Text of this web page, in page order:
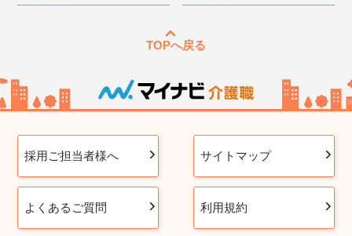
TOPへ戻る
採用ご担当者様へ サイトマップ
よくあるご質問 利用規約